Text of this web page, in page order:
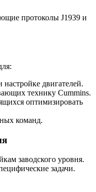
протоколы J1939 и
двигателей.
технику Cummins.
оптимизировать
команд.
заводского уровня.
задачи.